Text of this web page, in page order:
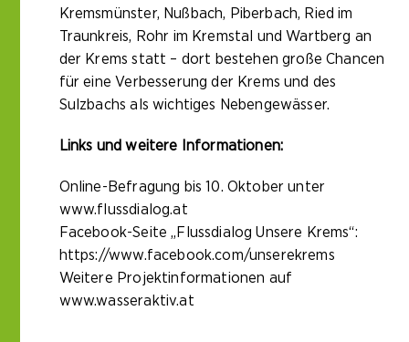
Kremsmünster, Nußbach, Piberbach, Ried im
Traunkreis, Rohr im Kremstal und Wartberg an
der Krems statt – dort bestehen große Chancen
für eine Verbesserung der Krems und des
Sulzbachs als wichtiges Nebengewässer.
Links und weitere Informationen:
Online-Befragung bis 10. Oktober unter
www.flussdialog.at
Facebook-Seite „Flussdialog Unsere Krems“:
https://www.facebook.com/unserekrems
Weitere Projektinformationen auf
www.wasseraktiv.at